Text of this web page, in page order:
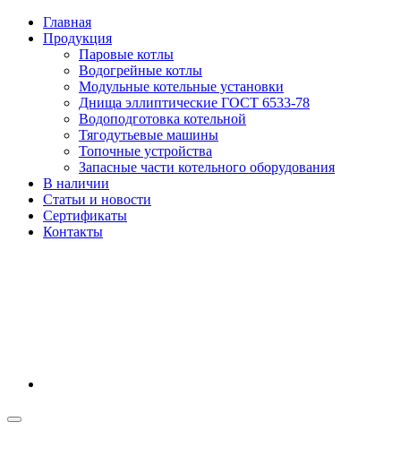
Главная
Продукция
Паровые котлы
Водогрейные котлы
Модульные котельные установки
Днища эллиптические ГОСТ 6533-78
Водоподготовка котельной
Тягодутьевые машины
Топочные устройства
Запасные части котельного оборудования
В наличии
Статьи и новости
Сертификаты
Контакты